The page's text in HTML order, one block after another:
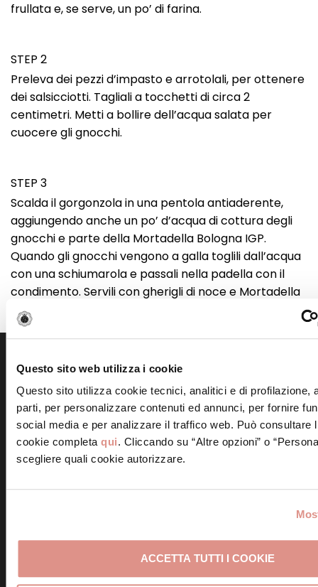
Questo sito web utilizza i cookie
Questo sito utilizza cookie tecnici, analitici e di profilazione,
parti, per personalizzare contenuti ed annunci, per fornire
social media e per analizzare il traffico web. Può consultare
cookie completa qui. Cliccando su “Altre opzioni” o
scegliere quali cookie autorizzare.
ACCETTA TUTTI I COOKIE
frullata e, se serve, un po’ di farina.
STEP 2
Preleva dei pezzi d’impasto e arrotolali, per ottenere
dei salsicciotti. Tagliali a tocchetti di circa 2
centimetri. Metti a bollire dell’acqua salata per
cuocere gli gnocchi.
STEP 3
Scalda il gorgonzola in una pentola antiaderente,
aggiungendo anche un po’ d’acqua di cottura degli
gnocchi e parte della Mortadella Bologna IGP.
Quando gli gnocchi vengono a galla toglili dall’acqua
con una schiumarola e passali nella padella con il
condimento. Servili con gherigli di noce e Mortadella
Bologna IGP fresca.
Scopri altre ricette simili
piselli e Mortadella
Pasta con Mortadella